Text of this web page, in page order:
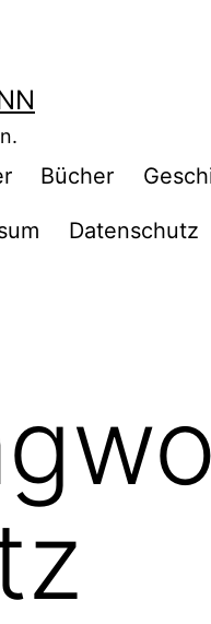
Bücher
Datenschutz